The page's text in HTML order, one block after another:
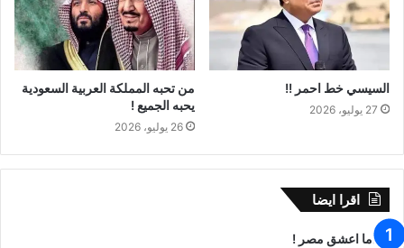
السيسي خط احمر !!
27 يوليو، 2026
من تحبه المملكة العربية السعودية
يحبه الجميع !
26 يوليو، 2026
اقرا ايضا
عندما اعشق مصر !